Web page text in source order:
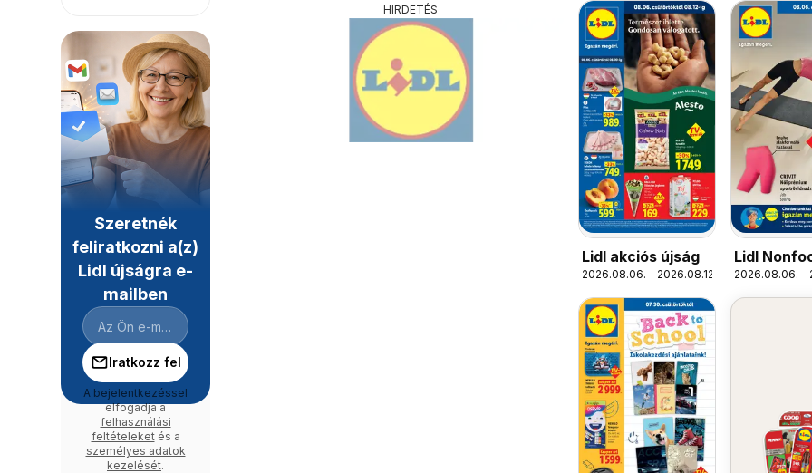
HIRDETÉS
Lidl akciós újság
2026.08.06. - 2026.08.12.
Lidl
kínálatunk
2026.08.06. -
Szeretnék
feliratkozni a(z)
Lidl újságra e-
mailben
Iratkozz fel
A bejelentkezéssel
elfogadja a
felhasználási
feltételeketés a
személyes adatok
kezelését.